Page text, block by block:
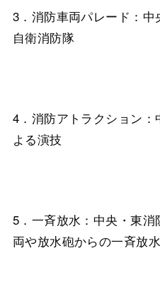
3．消防車両パレード：
自衛消防隊
4．消防アトラクション
よる演技
5．一斉放水：中央・東
両や放水砲からの一斉放水